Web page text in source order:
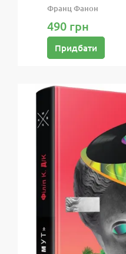
Франц Фанон
490 грн
Придбати